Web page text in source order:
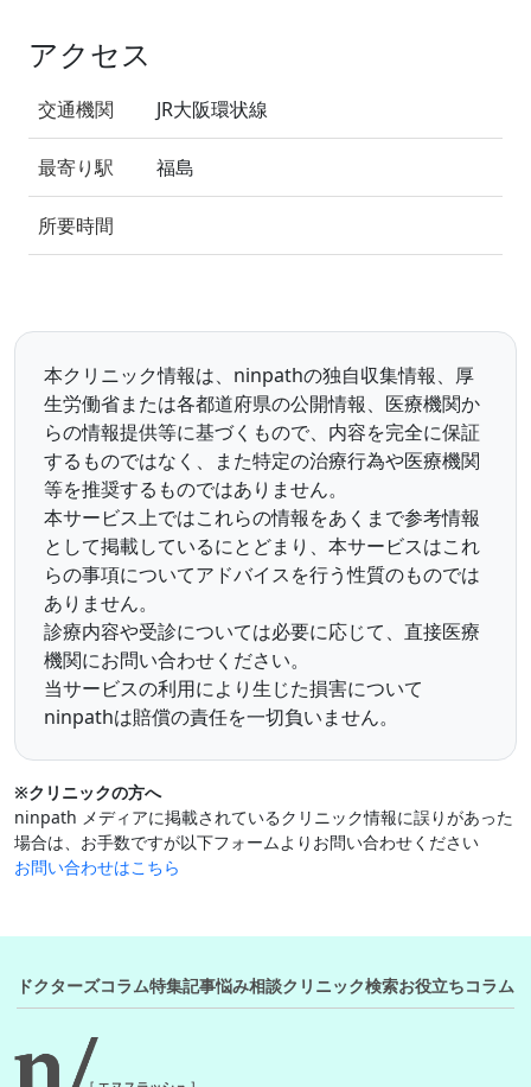
アクセス
交通機関 JR大阪環状線
最寄り駅 福島
所要時間
本クリニック情報は、ninpathの独自収集情報、厚
生労働省または各都道府県の公開情報、医療機関か
らの情報提供等に基づくもので、内容を完全に保証
するものではなく、また特定の治療行為や医療機関
等を推奨するものではありません。
本サービス上ではこれらの情報をあくまで参考情報
として掲載しているにとどまり、本サービスはこれ
らの事項についてアドバイスを行う性質のものでは
ありません。
診療内容や受診については必要に応じて、直接医療
機関にお問い合わせください。
当サービスの利用により生じた損害について
ninpathは賠償の責任を一切負いません。
※クリニックの方へ
ninpath メディアに掲載されているクリニック情報に誤りがあった
場合は、お手数ですが以下フォームよりお問い合わせください
お問い合わせはこちら
ドクターズコラム特集記事悩み相談クリニック検索お役立ちコラム